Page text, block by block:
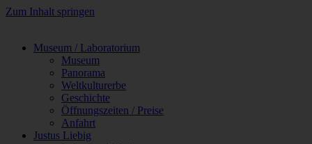
Zum Inhalt springen
Museum / Laboratorium
Museum
Panorama
Weltkulturerbe
Geschichte
Öffnungszeiten / Preise
Anfahrt
Justus Liebig